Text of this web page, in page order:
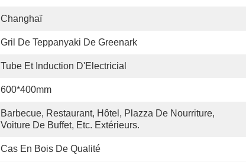
Changhaï
Gril De Teppanyaki De Greenark
Tube Et Induction D'Electricial
600*400mm
Barbecue, Restaurant, Hôtel, Plazza De Nourriture,
Voiture De Buffet, Etc. Extérieurs.
Cas En Bois De Qualité